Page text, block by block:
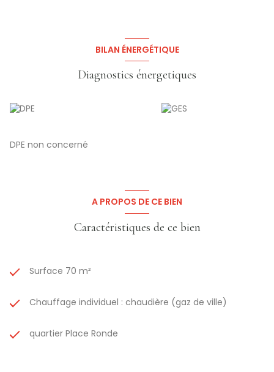
BILAN ÉNERGÉTIQUE
Diagnostics énergetiques
DPE non concerné
A PROPOS DE CE BIEN
Caractéristiques de ce bien
Surface 70 m²
Chauffage individuel : chaudière (gaz de ville)
quartier Place Ronde